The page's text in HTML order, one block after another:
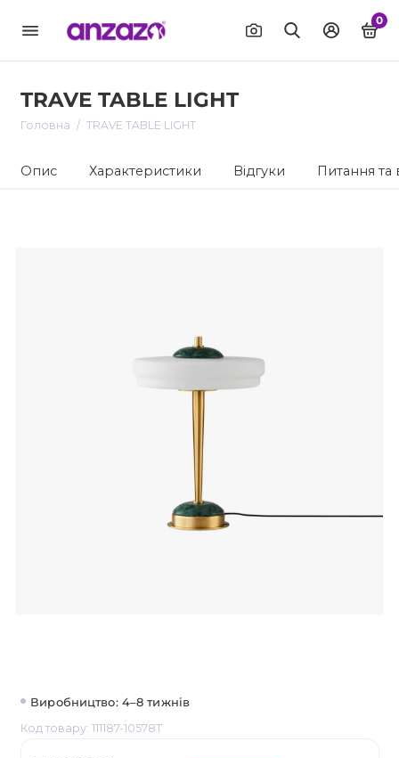
0
TRAVE TABLE LIGHT
Головна TRAVE TABLE LIGHT
Опис Характеристики Відгуки Питання та
Виробництво: 4–8 тижнів
Код товару: 111187-10578T